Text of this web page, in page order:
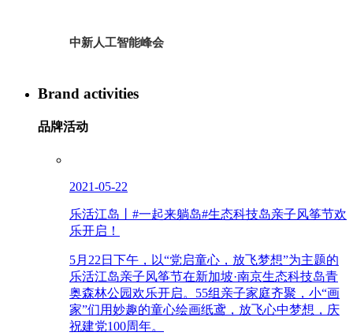
中新人工智能峰会
Brand activities
品牌活动
2021-05-22
乐活江岛丨#一起来躺岛#生态科技岛亲子风筝节欢
乐开启！
5月22日下午，以“党启童心，放飞梦想”为主题的
乐活江岛亲子风筝节在新加坡·南京生态科技岛青
奥森林公园欢乐开启。55组亲子家庭齐聚，小“画
家”们用妙趣的童心绘画纸鸢，放飞心中梦想，庆
祝建党100周年。